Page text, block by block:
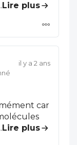
entendre.
aux
les
fois de
qu’ils
Lire plus
il y a 2 ans
car
comme
Lire plus